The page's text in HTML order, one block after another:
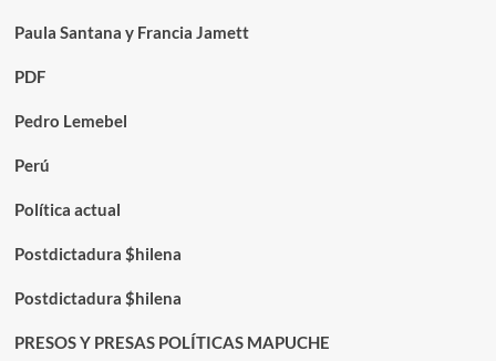
Paula Santana y Francia Jamett
PDF
Pedro Lemebel
Perú
Política actual
Postdictadura $hilena
Postdictadura $hilena
PRESOS Y PRESAS POLÍTICAS MAPUCHE